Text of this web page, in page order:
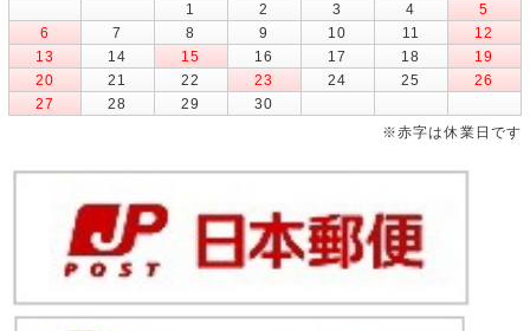
1
2 3 4
5
6
7 8 9 10 11
12
13
14 15 16 17 18
19
20
21 22 23 24 25
26
27
28 29
30
※赤字は休業日です